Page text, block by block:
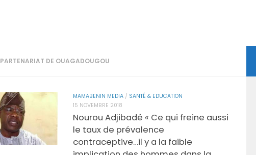
PARTENARIAT DE OUAGADOUGOU
MAMABENIN MEDIA / SANTÉ & EDUCATION
15 NOVEMBRE 2018
Nourou Adjibadé « Ce qui freine aussi
le taux de prévalence
contraceptive…il y a la faible